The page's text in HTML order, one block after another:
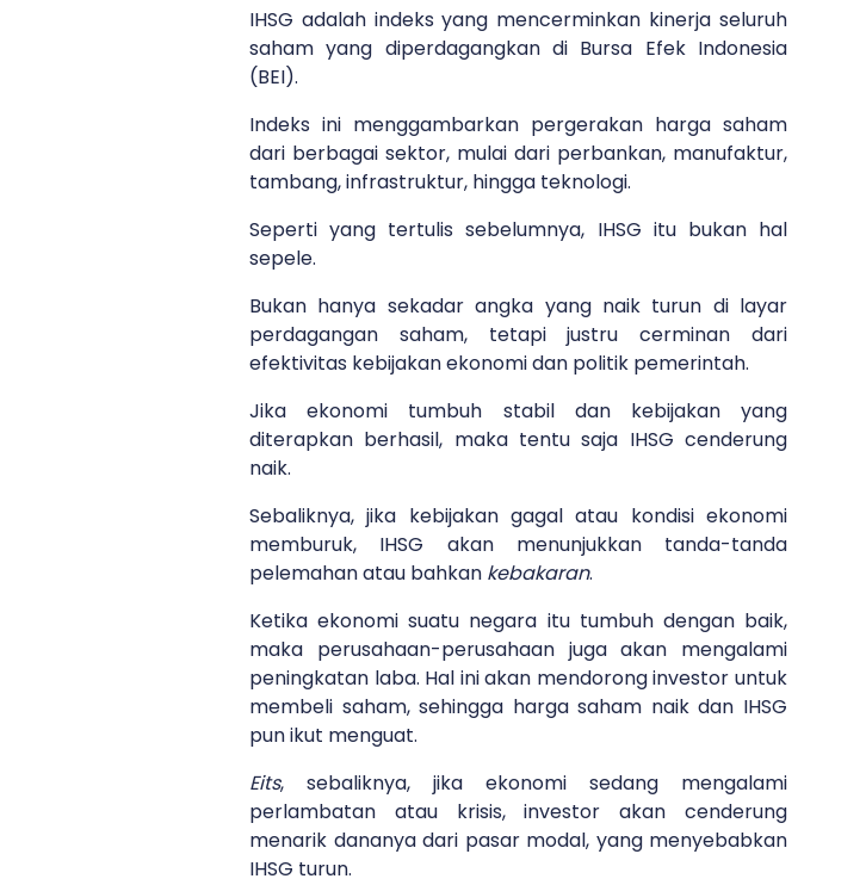
IHSG adalah indeks yang mencerminkan kinerja seluruh
saham yang diperdagangkan di Bursa Efek Indonesia
(BEI).
Indeks ini menggambarkan pergerakan harga saham
dari berbagai sektor, mulai dari perbankan, manufaktur,
tambang, infrastruktur, hingga teknologi.
Seperti yang tertulis sebelumnya, IHSG itu bukan hal
sepele.
Bukan hanya sekadar angka yang naik turun di layar
perdagangan saham, tetapi justru cerminan dari
efektivitas kebijakan ekonomi dan politik pemerintah.
Jika ekonomi tumbuh stabil dan kebijakan yang
diterapkan berhasil, maka tentu saja IHSG cenderung
naik.
Sebaliknya, jika kebijakan gagal atau kondisi ekonomi
memburuk, IHSG akan menunjukkan tanda-tanda
pelemahan atau bahkan kebakaran.
Ketika ekonomi suatu negara itu tumbuh dengan baik,
maka perusahaan-perusahaan juga akan mengalami
peningkatan laba. Hal ini akan mendorong investor untuk
membeli saham, sehingga harga saham naik dan IHSG
pun ikut menguat.
Eits, sebaliknya, jika ekonomi sedang mengalami
perlambatan atau krisis, investor akan cenderung
menarik dananya dari pasar modal, yang menyebabkan
IHSG turun.